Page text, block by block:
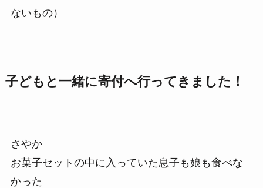
ないもの）
子どもと一緒に寄付へ行ってきました！
さやか
お菓子セットの中に入っていた息子も娘も食べな
かった